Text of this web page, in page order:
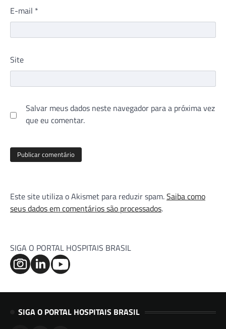
E-mail *
Site
Salvar meus dados neste navegador para a próxima vez
que eu comentar.
Este site utiliza o Akismet para reduzir spam.Saiba como
seus dados em comentários são processados.
SIGA O PORTAL HOSPITAIS BRASIL
SIGA O PORTAL HOSPITAIS BRASIL